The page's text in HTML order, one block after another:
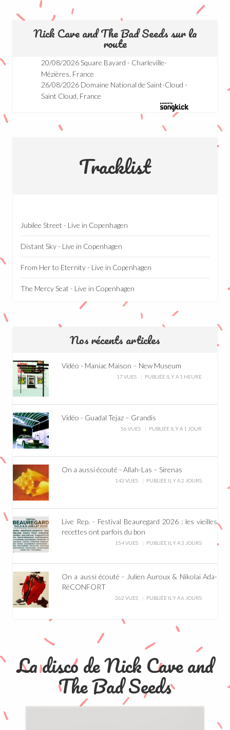
Nick Cave and The Bad Seeds sur la
route
20/08/2026 Square Bayard - Charleville-
Mézières, France
26/08/2026 Domaine National de Saint-Cloud -
Saint Cloud, France
Tracklist
Jubilee Street - Live in Copenhagen
Distant Sky - Live in Copenhagen
From Her to Eternity - Live in Copenhagen
The Mercy Seat - Live in Copenhagen
Nos récents articles
Vidéo - Maniac Maison – New Museum
17 VUES PUBLIÉE IL Y A 1 HEURE
Vidéo - Guadal Tejaz – Grandis
56 VUES PUBLIÉE IL Y A 1 JOUR
On a aussi écouté - Allah-Las – Sirenas
143 VUES PUBLIÉE IL Y A 2 JOURS
Live Rep. - Festival Beauregard 2026 : les vieilles
recettes ont parfois du bon
154 VUES PUBLIÉE IL Y A 3 JOURS
On a aussi écouté - Julien Auroux & Nikolai Ada-
RéCONFORT
362 VUES PUBLIÉE IL Y A 6 JOURS
La disco de Nick Cave and
The Bad Seeds